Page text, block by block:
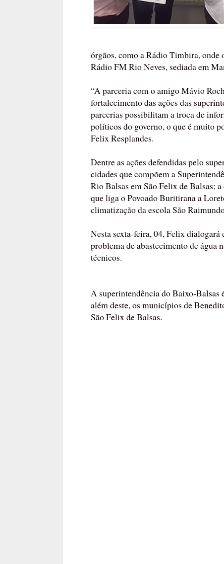
órgãos, como a Rádio Timbira, onde
Rádio FM Rio Neves, sediada em
“A parceria com o amigo Mávio
fortalecimento das ações das
parcerias possibilitam a troca de
políticos do governo, o que é muito
Felix Resplandes.
Dentre as ações defendidas pelo
cidades que compõem a
Rio Balsas em São Felix de Balsas;
que liga o Povoado Buritirana a
climatização da escola São
Nesta sexta-feira, 04, Felix dialogará
problema de abastecimento de água
técnicos.
A superintendência do Baixo-Balsas
além deste, os municípios de
São Felix de Balsas.